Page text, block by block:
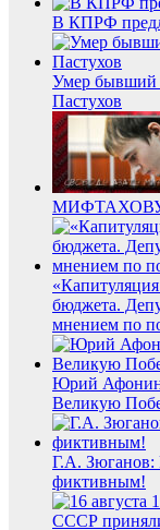
В КПРФ
Умер бывший
Пастухов
бюджета.
мнением по
Юрий
Великую
Г.А. Зюганов:
фиктивным!